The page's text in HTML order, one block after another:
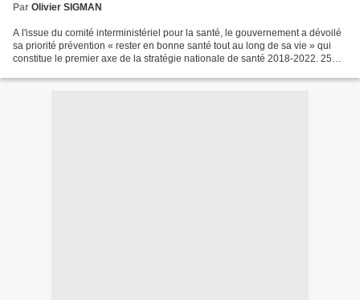
Par Olivier SIGMAN
A l'issue du comité interministériel pour la santé, le gouvernement a dévoilé
sa priorité prévention « rester en bonne santé tout au long de sa vie » qui
constitue le premier axe de la stratégie nationale de santé 2018-2022. 25